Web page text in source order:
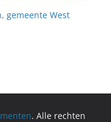
gemeente West
. Alle rechten